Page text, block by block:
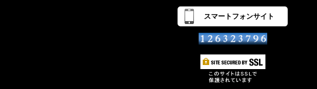
スマートフォンサイト